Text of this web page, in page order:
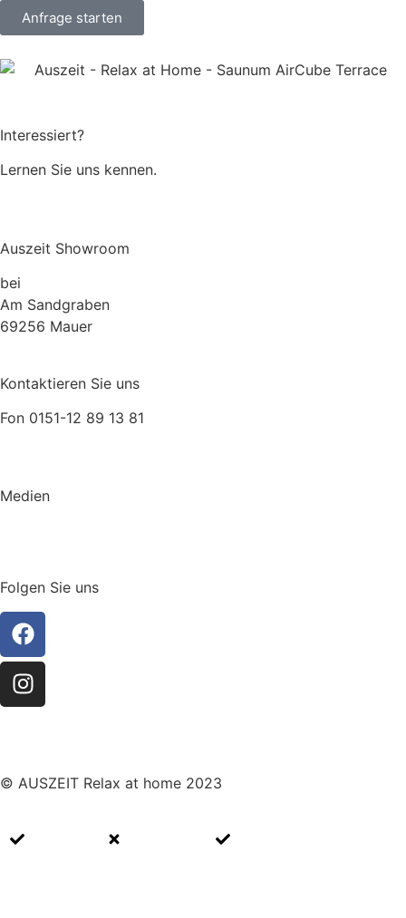
Anfrage starten
Interessiert?
Lernen Sie uns kennen.
Auszeit Showroom
bei
Am Sandgraben
69256 Mauer
Kontaktieren Sie uns
Fon 0151-12 89 13 81
Medien
Folgen Sie uns
© AUSZEIT Relax at home 2023